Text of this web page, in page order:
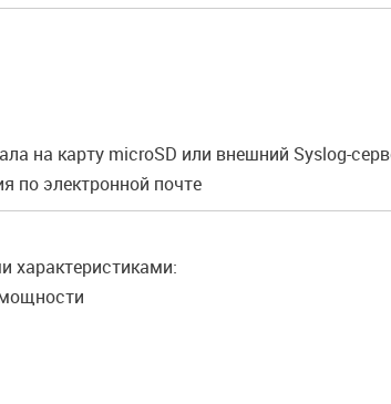
на карту microSD или внешний Syslog-
по электронной почте
характеристиками: